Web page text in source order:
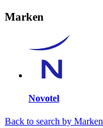
Marken
Novotel
Back to search by Marken